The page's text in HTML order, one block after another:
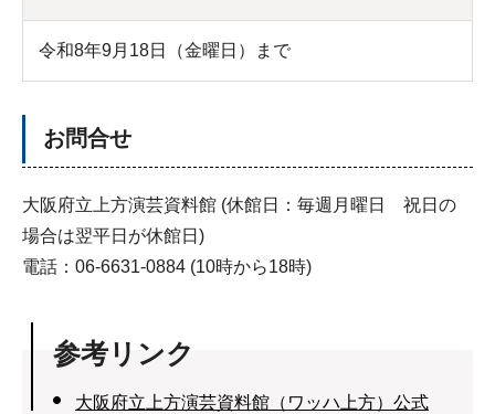
令和8年9月18日（金曜日）まで
お問合せ
大阪府立上方演芸資料館 (休館日：毎週月曜日 祝日の
場合は翌平日が休館日)
電話：06-6631-0884 (10時から18時)
参考リンク
大阪府立上方演芸資料館（ワッハ上方）公式